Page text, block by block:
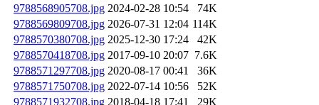
9788568905708.jpg 2024-02-28 10:54
74K
9788569809708.jpg 2026-07-31 12:04 114K
9788570380708.jpg 2025-12-30 17:24
42K
9788570418708.jpg 2017-09-10 20:07 7.6K
9788571297708.jpg 2020-08-17 00:41
36K
9788571750708.jpg 2022-07-14 10:56
52K
9788571932708.jpg 2018-04-18 17:41 29K